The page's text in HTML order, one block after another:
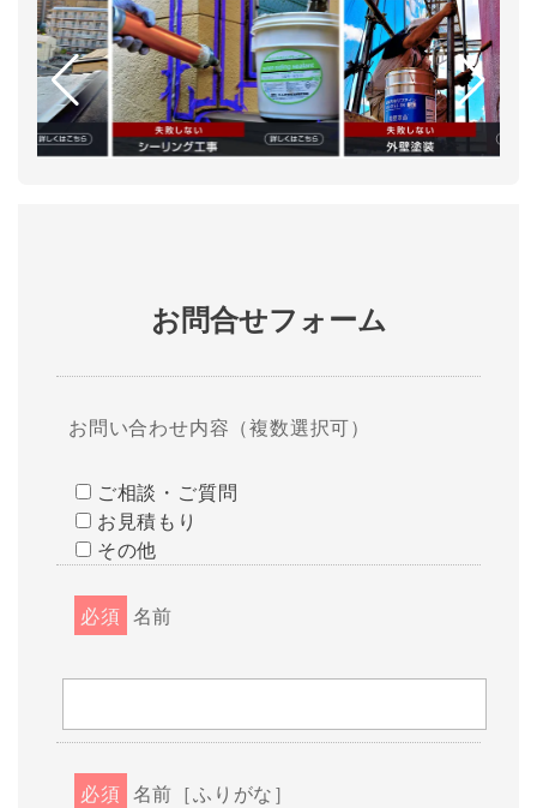
お問合せフォーム
お問い合わせ内容（複数選択可）
ご相談・ご質問
お見積もり
その他
必須 名前
必須 名前［ふりがな］